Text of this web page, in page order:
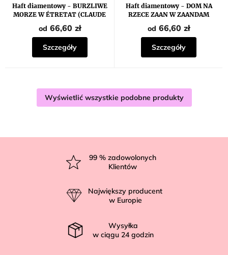
Haft diamentowy - BURZLIWE
MORZE W ÉTRETAT (CLAUDE
MONET)
od 66,60 zł
Szczegóły
Haft diamentowy - DOM NA
RZECE ZAAN W ZAANDAM
(CLAUDE MONET)
od 66,60 zł
Szczegóły
Wyświetlić wszystkie podobne produkty
99 % zadowolonych
Klientów
Największy producent
w Europie
Wysyłka
w ciągu 24 godzin